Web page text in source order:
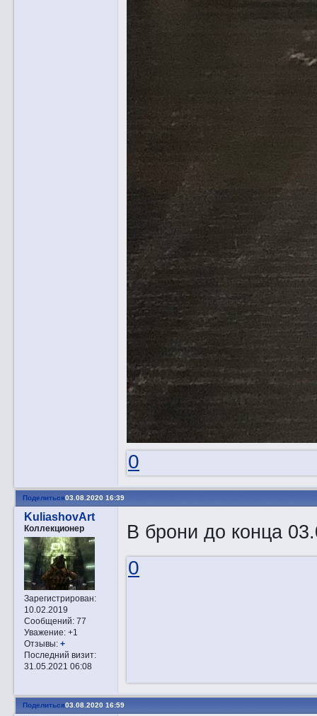
0
Поделиться03.08.2020 16:39
KuliashovArt
Коллекционер
Зарегистрирован:
10.02.2019
Сообщений:77
Уважение: +1
Отзывы: +
Последний визит:
31.05.2021 06:08
В брони до конца
0
Поделиться03.08.2020 16:59